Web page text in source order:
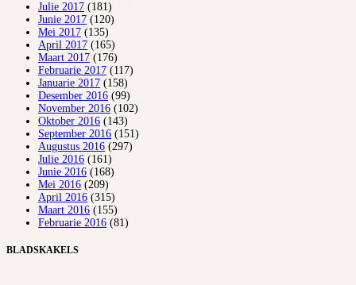
Julie 2017 (181)
Junie 2017 (120)
Mei 2017 (135)
April 2017 (165)
Maart 2017 (176)
Februarie 2017 (117)
Januarie 2017 (158)
Desember 2016 (99)
November 2016 (102)
Oktober 2016 (143)
September 2016 (151)
Augustus 2016 (297)
Julie 2016 (161)
Junie 2016 (168)
Mei 2016 (209)
April 2016 (315)
Maart 2016 (155)
Februarie 2016 (81)
BLADSKAKELS